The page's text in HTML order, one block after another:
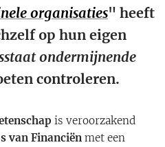
organisaties" heeft
op hun eigen
ondermijnende
controleren.
is veroorzakend
van Financiën met een